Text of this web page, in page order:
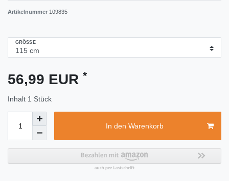
Artikelnummer 109835
GRÖSSE
56,99 EUR *
Inhalt 1 Stück
In den Warenkorb